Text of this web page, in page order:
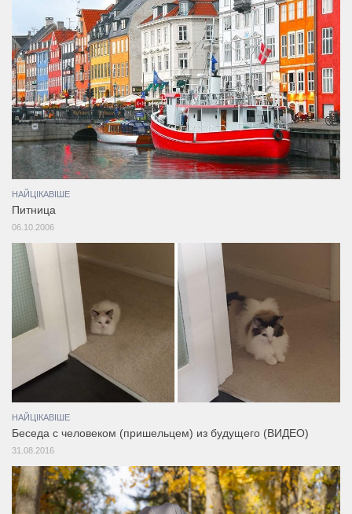
НАЙЦІКАВІШЕ
Питница
06.10.2006
НАЙЦІКАВІШЕ
Беседа с человеком (пришельцем) из будущего (ВИДЕО)
31.08.2016